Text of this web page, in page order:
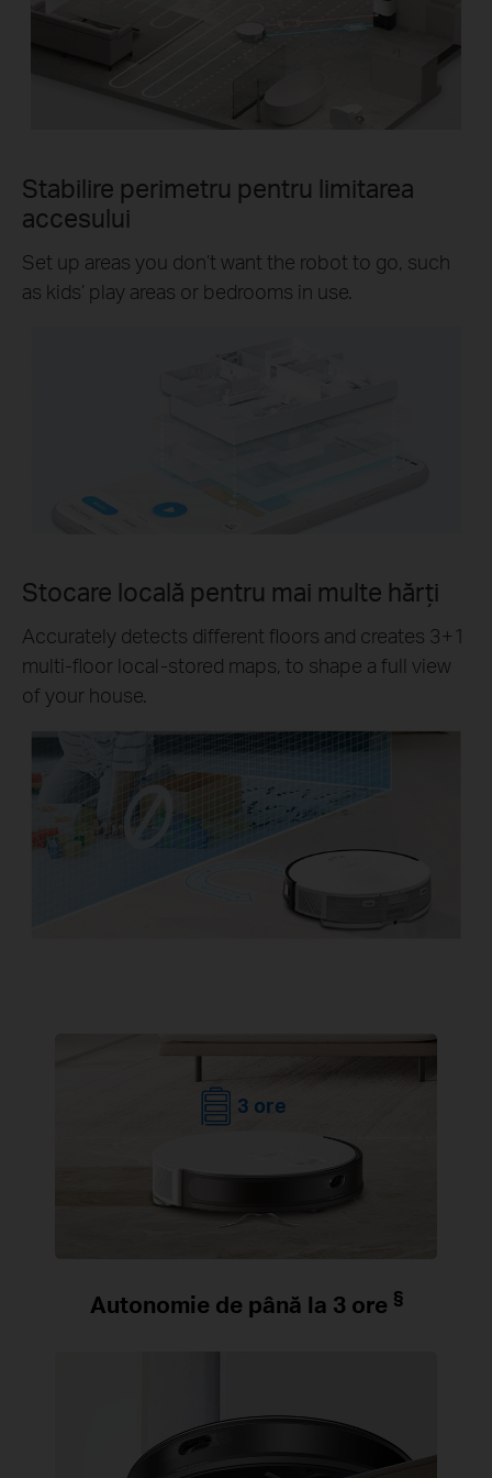
Stabilire perimetru pentru limitarea
accesului
Set up areas you don’t want the robot to go, such
as kids’ play areas or bedrooms in use.
Stocare locală pentru mai multe hărți
Accurately detects different floors and creates 3+1
multi-floor local-stored maps, to shape a full view
of your house.
3 ore
Autonomie de până la 3 ore §